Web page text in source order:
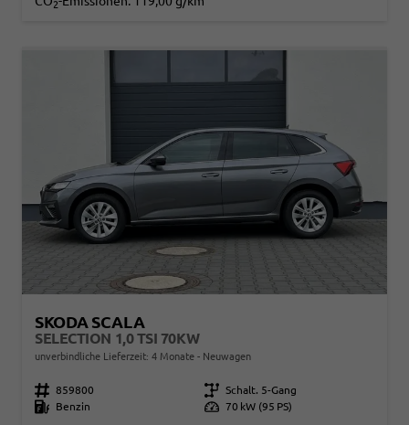
2
SKODA SCALA
SELECTION 1,0 TSI 70KW
unverbindliche Lieferzeit: 4 Monate Neuwagen
Fahrzeugnr. 859800 Getriebe Schalt. 5-Gang
Kraftstoff
Benzin Leistung 70 kW (95 PS)